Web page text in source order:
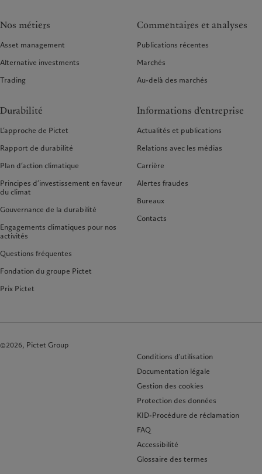
Nos métiers
Asset management
Alternative investments
Trading
Commentaires et analyses
Publications récentes
Marchés
Au-delà des marchés
Durabilité
L’approche de Pictet
Rapport de durabilité
Plan d’action climatique
Principes d’investissement en faveur
du climat
Gouvernance de la durabilité
Engagements climatiques pour nos
activités
Questions fréquentes
Fondation du groupe Pictet
Prix Pictet
Informations d'entreprise
Actualités et publications
Relations avec les médias
Carrière
Alertes fraudes
Bureaux
Contacts
©2026, Pictet Group
Conditions d'utilisation
Documentation légale
Gestion des cookies
Protection des données
KID-Procédure de réclamation
FAQ
Accessibilité
Glossaire des termes